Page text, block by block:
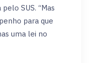
SUS. “Mas
para que
uma lei no